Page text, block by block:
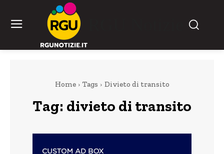
Home Tags Divieto di transito
Tag: divieto di transito